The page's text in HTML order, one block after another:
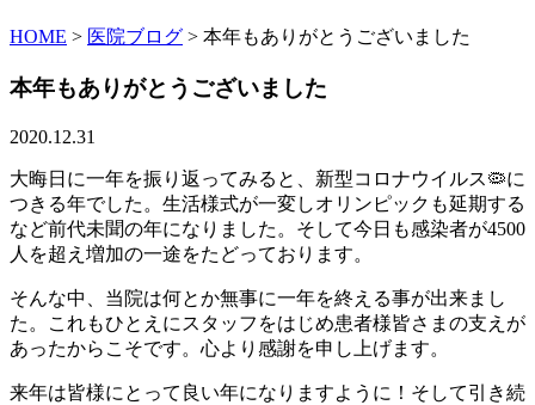
HOME > 医院ブログ > 本年もありがとうございました
本年もありがとうございました
2020.12.31
大晦日に一年を振り返ってみると、新型コロナウイルス🦠に
つきる年でした。生活様式が一変しオリンピックも延期する
など前代未聞の年になりました。そして今日も感染者が4500
人を超え増加の一途をたどっております。
そんな中、当院は何とか無事に一年を終える事が出来まし
た。これもひとえにスタッフをはじめ患者様皆さまの支えが
あったからこそです。心より感謝を申し上げます。
来年は皆様にとって良い年になりますように！そして引き続